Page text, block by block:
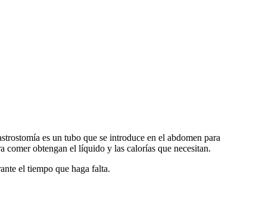
es un tubo que se introduce en el abdomen para
comer obtengan el líquido y las calorías que necesitan.
el tiempo que haga falta.